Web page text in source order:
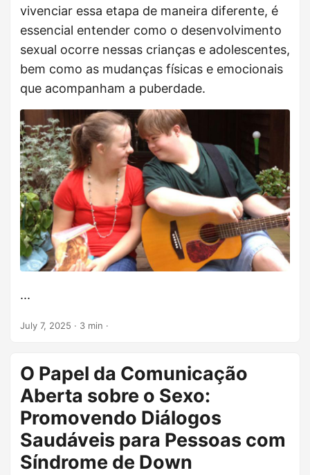
vivenciar essa etapa de maneira diferente, é
essencial entender como o desenvolvimento
sexual ocorre nessas crianças e adolescentes,
bem como as mudanças físicas e emocionais
que acompanham a puberdade.
...
July 7, 2025 · 3 min ·
O Papel da Comunicação
Aberta sobre o Sexo:
Promovendo Diálogos
Saudáveis para Pessoas com
Síndrome de Down